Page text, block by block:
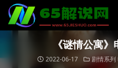
《谜情公寓
2022-06-17 剧情系列